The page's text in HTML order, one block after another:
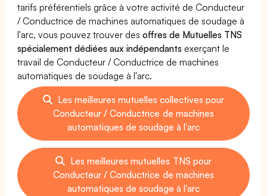
tarifs préférentiels grâce à votre activité de Conducteur
/ Conductrice de machines automatiques de soudage à
l'arc, vous pouvez trouver desoffres de Mutuelles TNS
spécialement dédiées aux indépendants exerçant le
travail de Conducteur / Conductrice de machines
automatiques de soudage à l'arc.
Les meilleures mutuelles collectives pour
Conducteur / Conductrice de machines
automatiques de soudage à l'arc
Les meilleures mutuelles TNS pour
Conducteur / Conductrice de machines
automatiques de soudage à l'arc